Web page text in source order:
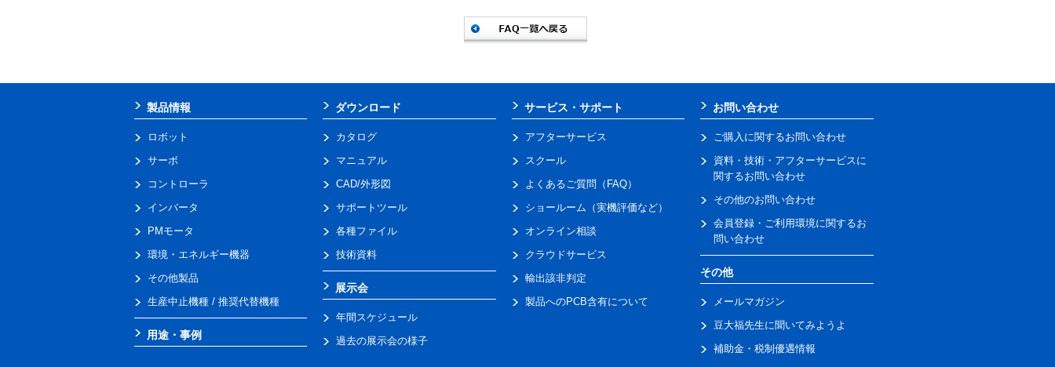
製品情報
ロボット
サーボ
コントローラ
インバータ
PMモータ
環境・エネルギー機器
その他製品
生産中止機種 / 推奨代替機種
用途・事例
ダウンロード
カタログ
マニュアル
CAD/外形図
サポートツール
各種ファイル
技術資料
展示会
年間スケジュール
過去の展示会の様子
サービス・サポート
アフターサービス
スクール
よくあるご質問（FAQ）
ショールーム（実機評価など）
オンライン相談
クラウドサービス
輸出該非判定
製品へのPCB含有について
お問い合わせ
ご購入に関するお問い合わせ
資料・技術・アフターサービスに
関するお問い合わせ
その他のお問い合わせ
会員登録・ご利用環境に関するお
問い合わせ
その他
メールマガジン
豆大福先生に聞いてみようよ
補助金・税制優遇情報